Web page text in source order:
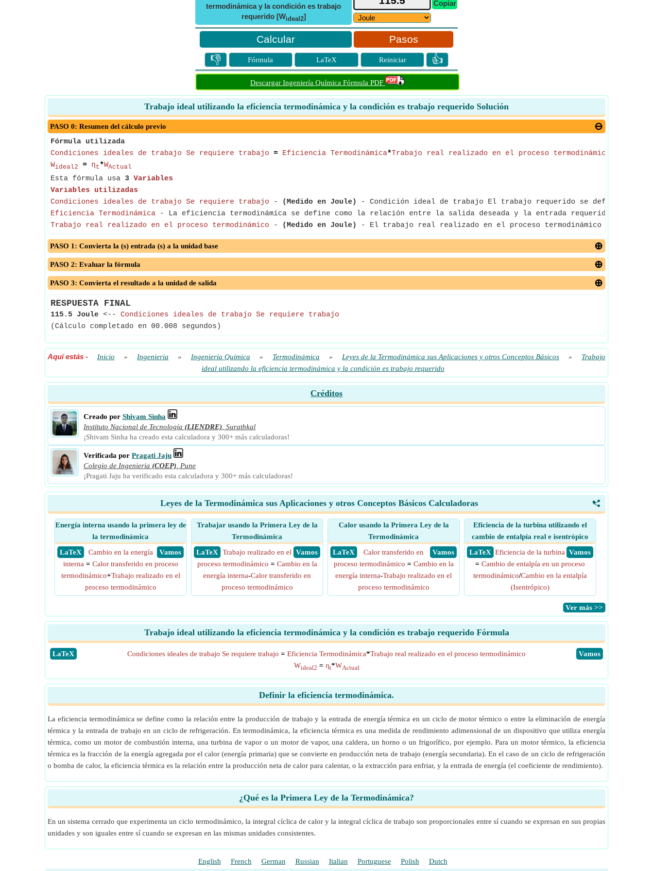
termodinámica y la condición es trabajo
requerido [Wideal2]
Copiar
Pasos
👎 Fórmula LaTeX Reiniciar 👍
Descargar Ingeniería Química Fórmula PDF
Trabajo ideal utilizando la eficiencia termodinámica y la condición es trabajo requerido Solución
PASO 0: Resumen del cálculo previo
Fórmula utilizada
Condiciones ideales de trabajo Se requiere trabajo = Eficiencia Termodinámica*Trabajo real realizado en el proceso termodinámico
Wideal2 = ηt*WActual
Esta fórmula usa 3 Variables
Variables utilizadas
Condiciones ideales de trabajo Se requiere trabajo - (Medido en Joule)
- Condición ideal de trabajo El trabajo requerido se define como el
Eficiencia Termodinámica - La eficiencia termodinámica se define como la relación entre la salida deseada y la entrada requerida.
Trabajo real realizado en el proceso termodinámico - (Medido en Joule) - El trabajo real realizado en el proceso termodinámico se define
PASO 1: Convierta la (s) entrada (s) a la unidad base
PASO 2: Evaluar la fórmula
PASO 3: Convierta el resultado a la unidad de salida
RESPUESTA FINAL
115.5 Joule <-- Condiciones ideales de trabajo Se requiere trabajo
(Cálculo completado en 00.008 segundos)
Aquí estás - Inicio » Ingenieria » Ingeniería Química » Termodinámica » Leyes de la Termodinámica sus Aplicaciones y otros Conceptos Básicos »
Trabajo
ideal utilizando la eficiencia termodinámica y la condición es trabajo requerido
Créditos
Creado por Shivam Sinha
Instituto Nacional de Tecnología (LIENDRE) Surathkal
¡Shivam Sinha ha creado esta calculadora y 300+ más calculadoras!
Verificada por Pragati Jaju
Colegio de Ingenieria (COEP)
Pune
¡Pragati Jaju ha verificado esta calculadora y 300+ más calculadoras!
<
Leyes de la Termodinámica sus Aplicaciones y otros Conceptos Básicos Calculadoras
Energía interna usando la primera ley de
la termodinámica
​ LaTeX
​ Vamos
Cambio en la energía
interna = Calor transferido en proceso
termodinámico+Trabajo realizado en el
proceso termodinámico
Trabajar usando la Primera Ley de la
Termodinámica
​ LaTeX
​ Vamos
Trabajo realizado en el
proceso termodinámico = Cambio en la
energía interna-Calor transferido en
proceso termodinámico
Calor usando la Primera Ley de la
Termodinámica
​ LaTeX
​ Vamos
Calor transferido en
proceso termodinámico = Cambio en la
energía interna-Trabajo realizado en el
proceso termodinámico
Eficiencia de la turbina utilizando el
cambio de entalpía real e isentrópico
​ LaTeX
​ Vamos
Eficiencia de la turbina
= Cambio de entalpía en un proceso
termodinámico/Cambio en la entalpía
(Isentrópico)
​Ver más >>
Trabajo ideal utilizando la eficiencia termodinámica y la condición es trabajo requerido Fórmula
​LaTeX ​Vamos
Condiciones ideales de trabajo Se requiere trabajo = Eficiencia Termodinámica*Trabajo real realizado en el proceso termodinámico
Wideal2 = ηt*WActual
Definir la eficiencia termodinámica.
La eficiencia termodinámica se define como la relación entre la producción de trabajo y la entrada de energía térmica en un ciclo de motor térmico o entre la eliminación de energía
térmica y la entrada de trabajo en un ciclo de refrigeración. En termodinámica, la eficiencia térmica es una medida de rendimiento adimensional de un dispositivo que utiliza energía
térmica, como un motor de combustión interna, una turbina de vapor o un motor de vapor, una caldera, un horno o un frigorífico, por ejemplo. Para un motor térmico, la eficiencia
térmica es la fracción de la energía agregada por el calor (energía primaria) que se convierte en producción neta de trabajo (energía secundaria). En el caso de un ciclo de refrigeración
o bomba de calor, la eficiencia térmica es la relación entre la producción neta de calor para calentar, o la extracción para enfriar, y la entrada de energía (el coeficiente de rendimiento).
¿Qué es la Primera Ley de la Termodinámica?
En un sistema cerrado que experimenta un ciclo termodinámico, la integral cíclica de calor y la integral cíclica de trabajo son proporcionales entre sí cuando se expresan en sus propias
unidades y son iguales entre sí cuando se expresan en las mismas unidades consistentes.
English French German Russian Italian Portuguese Polish Dutch